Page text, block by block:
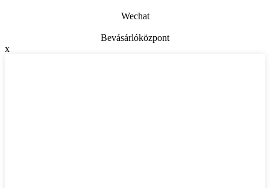
Wechat
Bevásárlóközpont
x